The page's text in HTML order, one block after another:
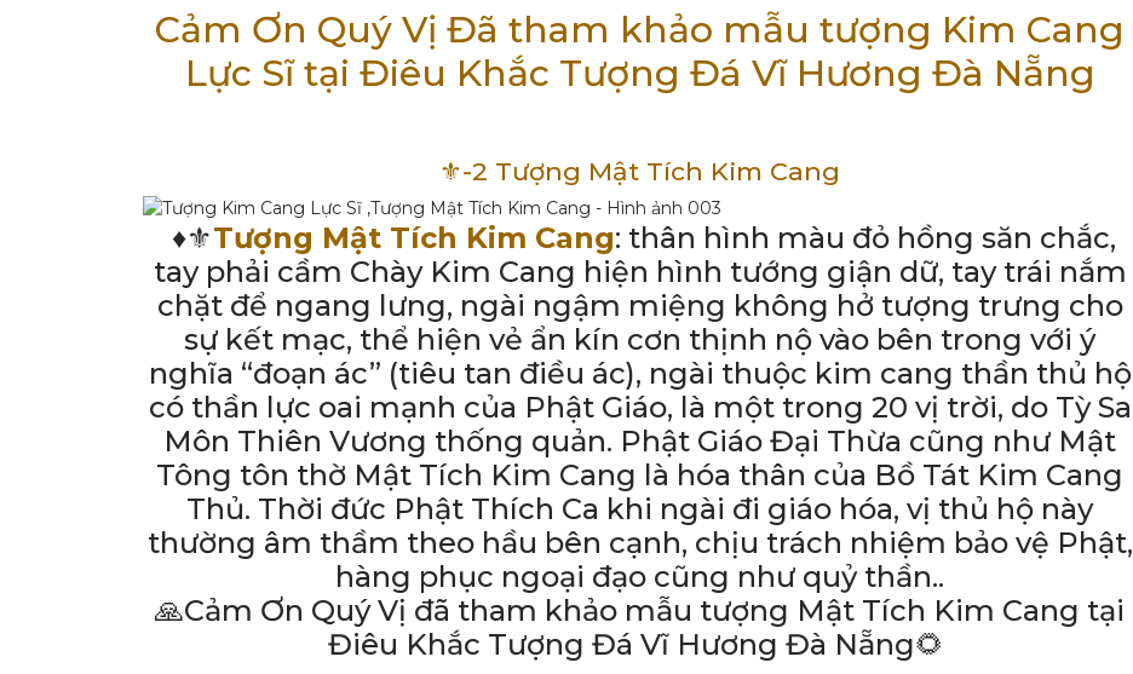
Cảm Ơn Quý Vị Đã tham khảo mẫu tượng Kim Cang
Lực Sĩ tại Điêu Khắc Tượng Đá Vĩ Hương Đà Nẵng
⚜️-2 Tượng Mật Tích Kim Cang
♦️⚜️Tượng Mật Tích Kim Cang: thân hình màu đỏ hồng săn chắc,
tay phải cầm Chày Kim Cang hiện hình tướng giận dữ, tay trái nắm
chặt để ngang lưng, ngài ngậm miệng không hở tượng trưng cho
sự kết mạc, thể hiện vẻ ẩn kín cơn thịnh nộ vào bên trong với ý
nghĩa “đoạn ác” (tiêu tan điều ác), ngài thuộc kim cang thần thủ hộ
có thần lực oai mạnh của Phật Giáo, là một trong 20 vị trời, do Tỳ Sa
Môn Thiên Vương thống quản. Phật Giáo Đại Thừa cũng như Mật
Tông tôn thờ Mật Tích Kim Cang là hóa thân của Bồ Tát Kim Cang
Thủ. Thời đức Phật Thích Ca khi ngài đi giáo hóa, vị thủ hộ này
thường âm thầm theo hầu bên cạnh, chịu trách nhiệm bảo vệ Phật,
hàng phục ngoại đạo cũng như quỷ thần..
🙏Cảm Ơn Quý Vị đã tham khảo mẫu tượng Mật Tích Kim Cang tại
Điêu Khắc Tượng Đá Vĩ Hương Đà Nẵng🌻